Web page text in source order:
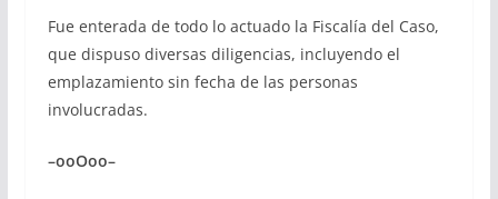
Fue enterada de todo lo actuado la Fiscalía del Caso,
que dispuso diversas diligencias, incluyendo el
emplazamiento sin fecha de las personas
involucradas.
–ooOoo–